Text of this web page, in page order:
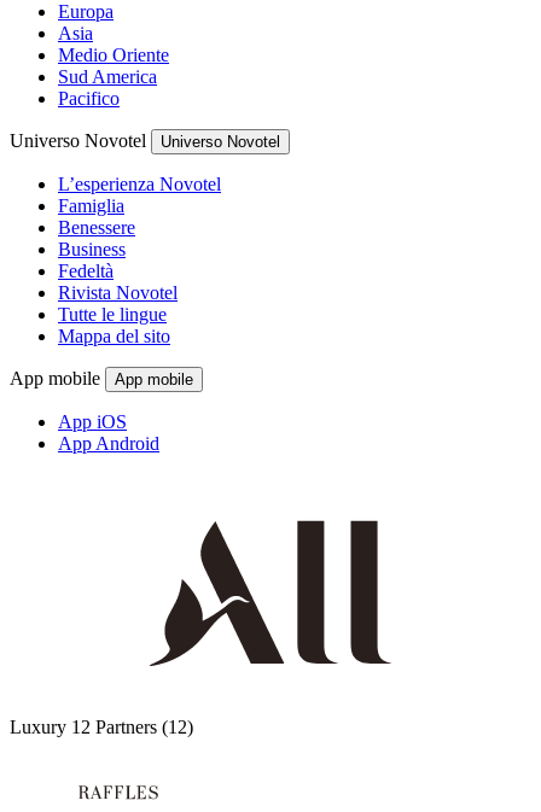
Europa
Asia
Medio Oriente
Sud America
Pacifico
Universo Novotel Universo Novotel
L’esperienza Novotel
Famiglia
Benessere
Business
Fedeltà
Rivista Novotel
Tutte le lingue
Mappa del sito
App mobile App mobile
App iOS
App Android
Luxury 12 Partners (12)